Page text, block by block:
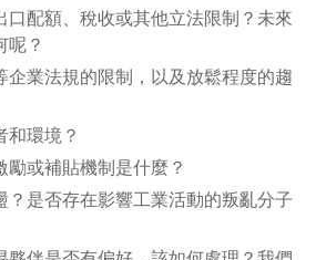
口配額、稅收或其他立法限制？未來
呢？
企業法規的限制，以及放鬆程度的趨
和環境？
勵或補貼機制是什麼？
？是否存在影響工業活動的叛亂分子